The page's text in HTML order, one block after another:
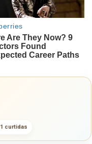
1 curtidas